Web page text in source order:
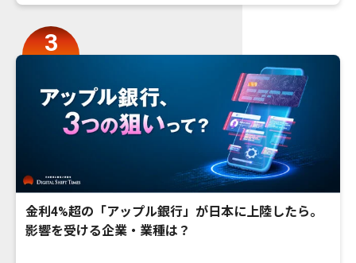
金利4%超の「アップル銀行」が日本に上陸したら。
影響を受ける企業・業種は？